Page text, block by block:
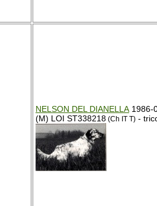
NELSON DEL DIANELLA 1986-
(M) LOI ST338218 (Ch IT T) -